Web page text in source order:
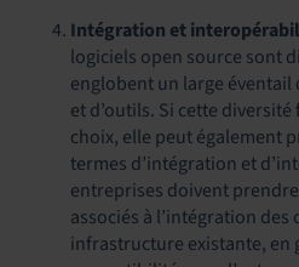
Intégration et
logiciels open source sont
englobent un large
et d’outils. Si cette
choix, elle peut également
termes d’intégration et
entreprises doivent
associés à l’intégration
infrastructure existante, en